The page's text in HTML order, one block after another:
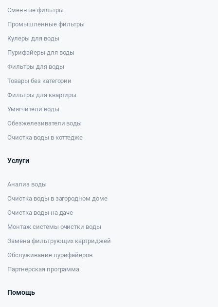
Сменные фильтры
Промышленные фильтры
Кулеры для воды
Пурифайеры для воды
Фильтры для воды
Товары без категории
Фильтры для квартиры
Умягчители воды
Обезжелезиватели воды
Очистка воды в коттедже
Услуги
Анализ воды
Очистка воды в загородном доме
Очистка воды на даче
Монтаж системы очистки воды
Замена фильтрующих картриджей
Обслуживание пурифайеров
Партнерская программа
Помощь